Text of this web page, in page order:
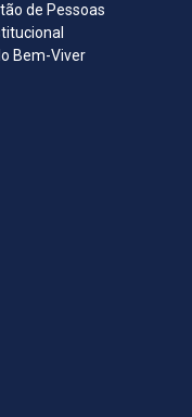
de Pessoas
Bem-Viver